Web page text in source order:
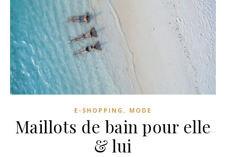
E-SHOPPING , MODE
Maillots de bain pour elle
& lui